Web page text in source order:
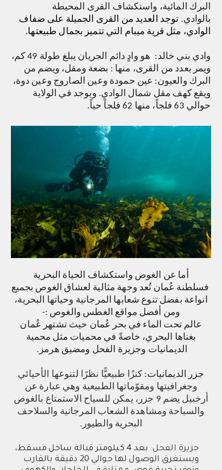
البرك المائية، واستكشاف القرى المحيطة
بالوادي. توجد العديد من القرى الجميلة على ضفاف
الوادي، مثل قرية ميبام التي تتميز بجمال طبيعتها.
وادي بني خالد:
هو وادٍ دائم الجريان يبلغ طولة 49 كم،
ويمر بعدد من القرى، منها : بضعة ومقل، ويضم من
البرك والعيون: عين حمودة وعين الصاروج وعين دوة،
ويقع كهف مقل شمال الوادي. ويوجد في الولاية
حوالي 63 فلجاً، منها 62 فلجاً حياً.
أما عن الغوص واستكشاف الحياة البحرية
فسلطنة عُمان تُعد وجهة مثالية لعشاق الغوص بجميع
انواعة بفضل تنوع شعابها المرجانية وحياتها البحرية،
ومن أفضل مواقع الغطس والغوص :-
عالم تحت الماء في بحر عُمان حيث تشتهر عُمان
بغناها البحري، خاصةً في محميات مثل محمية
الديمانيات وجزيرة الفحل ومضيق هرمز.
جزر الديمانيات: كنزًا طبيعيًّا نظرًا لتنوعها الأحيائي
وجغرافيتها ومقوّماتها الطبيعية وهي عبارة عن
أرخبيل يضم 9 جزر، يمكن للسياح الاستمتاع بالغوص
والسباحة ومشاهدة الشعاب المرجانية والسلاحف
البحرية والطيور.
جزيرة الفحل:
بعد 4 كيلومتر قبالة ساحل مسقط،
ويستغرق الوصول لها حوالي 20 دقيقة بالقارب